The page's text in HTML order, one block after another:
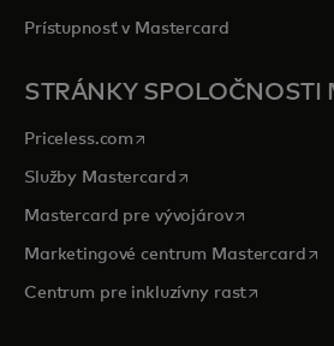
Prístupnosť v Mastercard
STRÁNKY SPOLOČNOSTI
Priceless.com opens in a new tab
Služby Mastercardopens in a new tab
Mastercard pre vývojárovopens in a
Marketingové centrum Mastercard
Centrum pre inkluzívny rastopens in a